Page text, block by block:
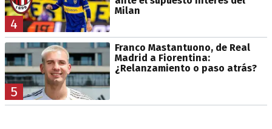
4
Milan
5
Franco Mastantuono, de Real
Madrid a Fiorentina:
¿Relanzamiento o paso atrás?